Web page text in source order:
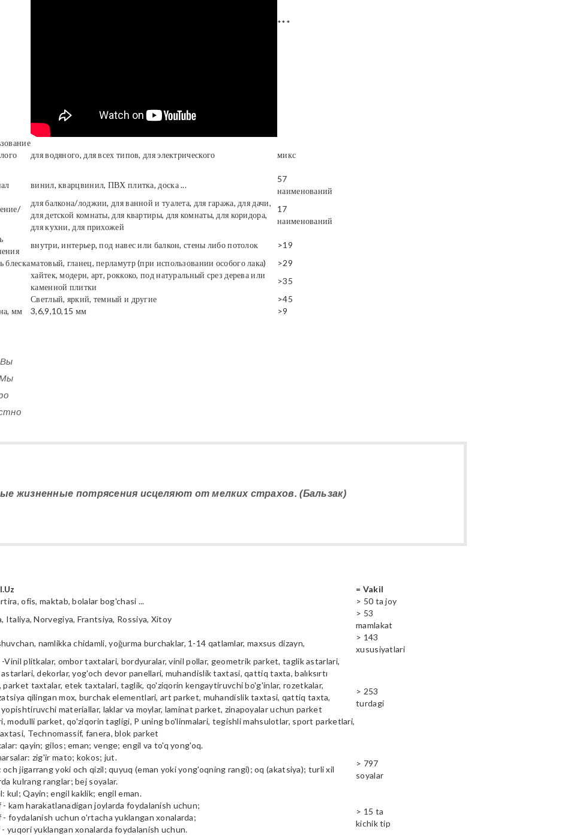
***
для водяного, для всех типов, для электрического микс
винил, кварцвинил, ПВХ плитка, доска ...
57
наименований
для балкона/лоджии, для ванной и туалета, для гаража, для дачи,
для детской комнаты, для квартиры, для комнаты, для коридора,
для кухни, для прихожей
17
наименований
внутри, интерьер, под навес или балкон, стены либо потолок
>19
блескаматовый, гланец, перламутр (при использовании особого лака)
>29
хайтек, модерн, арт, роккоко, под натуральный срез дерева или
каменной плитки
>35
Светлый, яркий, темный и другие
>45
мм
3,6,9,10,15 мм >9
Вы
Мы
жизненные потрясения исцеляют от мелких страхов. (Бальзак)
= Vakil
ofis, maktab, bolalar bog'chasi ...
> 50 ta joy
Italiya, Norvegiya, Frantsiya, Rossiya, Xitoy
> 53
mamlakat
namlikka chidamli, yoğurma burchaklar, 1-14 qatlamlar, maxsus dizayn,
> 143
xususiyatlari
Vinil plitkalar, ombor taxtalari, bordyuralar, vinil pollar, geometrik parket, taglik astarlari,
dekorlar, yog'och devor panellari, muhandislik taxtasi, qattiq taxta, balıksırtı
parket taxtalar, etek taxtalari, taglik, qo'ziqorin kengaytiruvchi bo'g'inlar, rozetkalar,
qilingan mox, burchak elementlari, art parket, muhandislik taxtasi, qattiq taxta,
materiallar, laklar va moylar, laminat parket, zinapoyalar uchun parket
modulli parket, qo'ziqorin tagligi, P uning bo'linmalari, tegishli mahsulotlar, sport parketlari,
Technomassif, fanera, blok parket
> 253
turdagi
qayin; gilos; eman; venge; engil va to'q yong'oq.
zig'ir mato; kokos; jut.
och jigarrang yoki och qizil; quyuq (eman yoki yong'oqning rangi); oq (akatsiya); turli xil
kulrang ranglar; bej soyalar.
kul; Qayin; engil kaklik; engil eman.
> 797
soyalar
kam harakatlanadigan joylarda foydalanish uchun;
foydalanish uchun o'rtacha yuklangan xonalarda;
yuqori yuklangan xonalarda foydalanish uchun.
> 15 ta
kichik tip